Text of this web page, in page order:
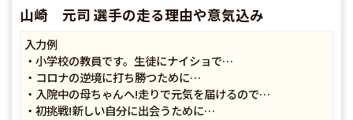
山崎 元司 選手の走る理由や意気込み
入力例
・小学校の教員です。生徒にナイショで…
・コロナの逆境に打ち勝つために…
・入院中の母ちゃんへ!走りで元気を届けるので…
・初挑戦!新しい自分に出会うために…